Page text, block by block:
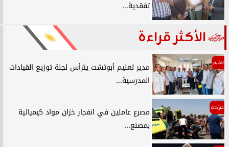
تفقدية...
الأكثر قراءة
تعليم
مدير تعليم أبوتشت يترأس لجنة توزيع القيادات
المدرسية...
حوادث
مصرع عاملين في انفجار خزان مواد كيميائية
بمصنع...